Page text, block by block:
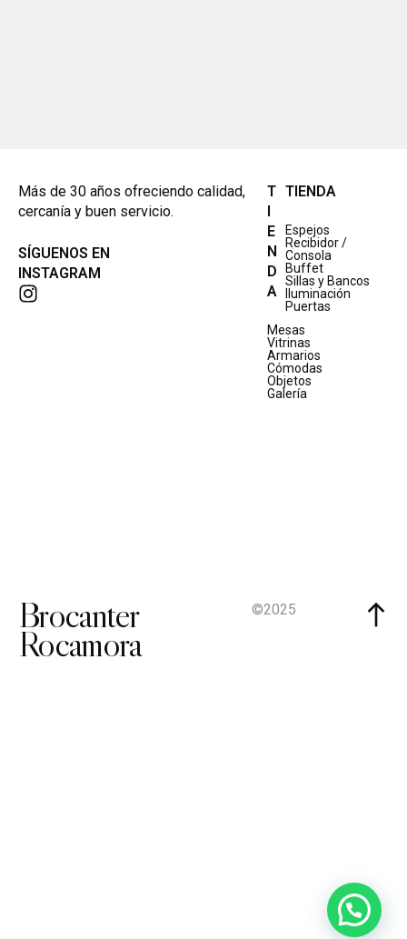
Más de 30 años ofreciendo calidad,
cercanía y buen servicio.
SÍGUENOS EN
INSTAGRAM
T
I
E
N
D
A
Mesas
Vitrinas
Armarios
Cómodas
Objetos
Galería
TIENDA
Espejos
Recibidor /
Consola
Buffet
Sillas y Bancos
Iluminación
Puertas
Brocanter
Rocamora
©2025